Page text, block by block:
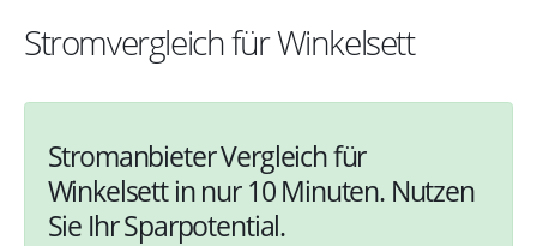
Stromvergleich für Winkelsett
Stromanbieter Vergleich für
Winkelsett in nur 10 Minuten. Nutzen
Sie Ihr Sparpotential.